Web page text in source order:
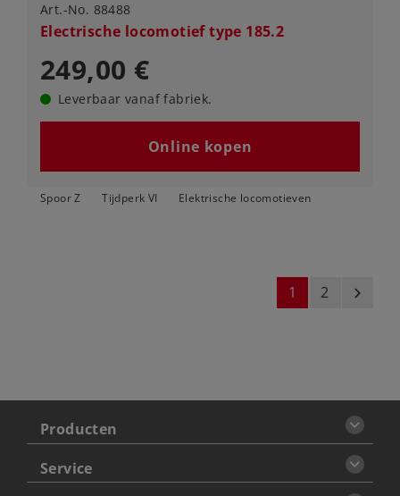
Art.-No. 88488
Electrische locomotief type 185.2
249,00 €
Leverbaar vanaf fabriek.
Online kopen
Spoor Z Tijdperk VI Elektrische locomotieven
1 2 next
Producten
Service